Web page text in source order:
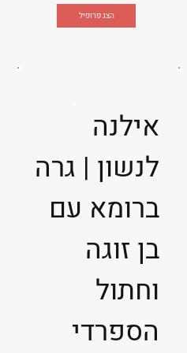
הצג פרופיל
אילנה
לנשון | גרה
ברומא עם
בן זוגה
וחתול
הספרדי